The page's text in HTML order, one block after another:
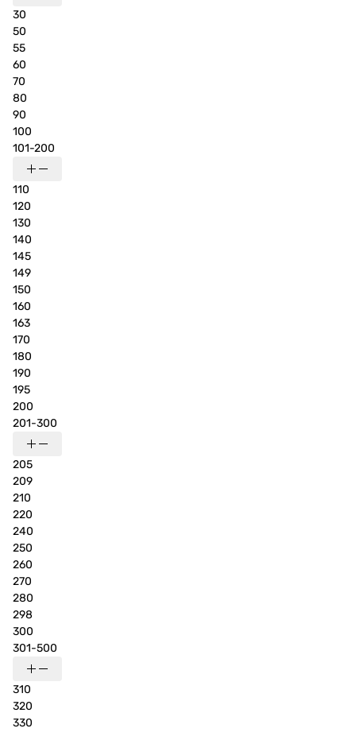
30
50
55
60
70
80
90
100
101-200
110
120
130
140
145
149
150
160
163
170
180
190
195
200
201-300
205
209
210
220
240
250
260
270
280
298
300
301-500
310
320
330